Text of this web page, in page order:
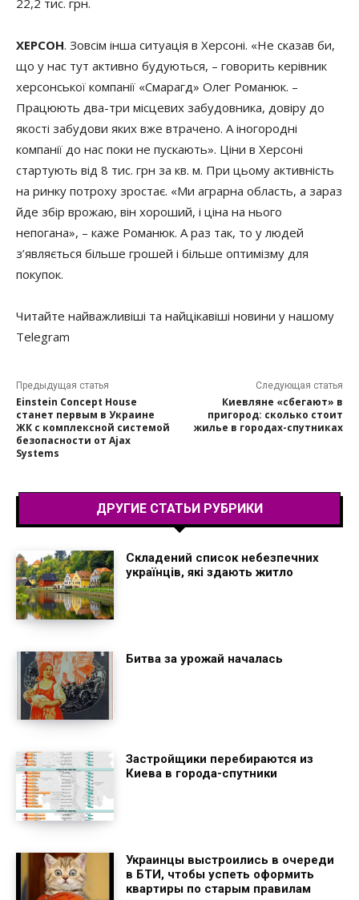
22,2 тис. грн.
ХЕРСОН. Зовсім інша ситуація в Херсоні. «Не сказав би,
що у нас тут активно будуються, – говорить керівник
херсонської компанії «Смарагд» Олег Романюк. –
Працюють два-три місцевих забудовника, довіру до
якості забудови яких вже втрачено. А іногородні
компанії до нас поки не пускають». Ціни в Херсоні
стартують від 8 тис. грн за кв. м. При цьому активність
на ринку потроху зростає. «Ми аграрна область, а зараз
йде збір врожаю, він хороший, і ціна на нього
непогана», – каже Романюк. А раз так, то у людей
з’являється більше грошей і більше оптимізму для
покупок.
Читайте найважливіші та найцікавіші новини у нашому
Telegram
Предыдущая статья
Einstein Concept House
станет первым в Украине
ЖК с комплексной системой
безопасности от Ajax
Systems
Следующая статья
Киевляне «сбегают» в
пригород: сколько стоит
жилье в городах-спутниках
ДРУГИЕ СТАТЬИ РУБРИКИ
Складений список небезпечних
українців, які здають житло
Битва за урожай началась
Застройщики перебираются из
Киева в города-спутники
Украинцы выстроились в очереди
в БТИ, чтобы успеть оформить
квартиры по старым правилам